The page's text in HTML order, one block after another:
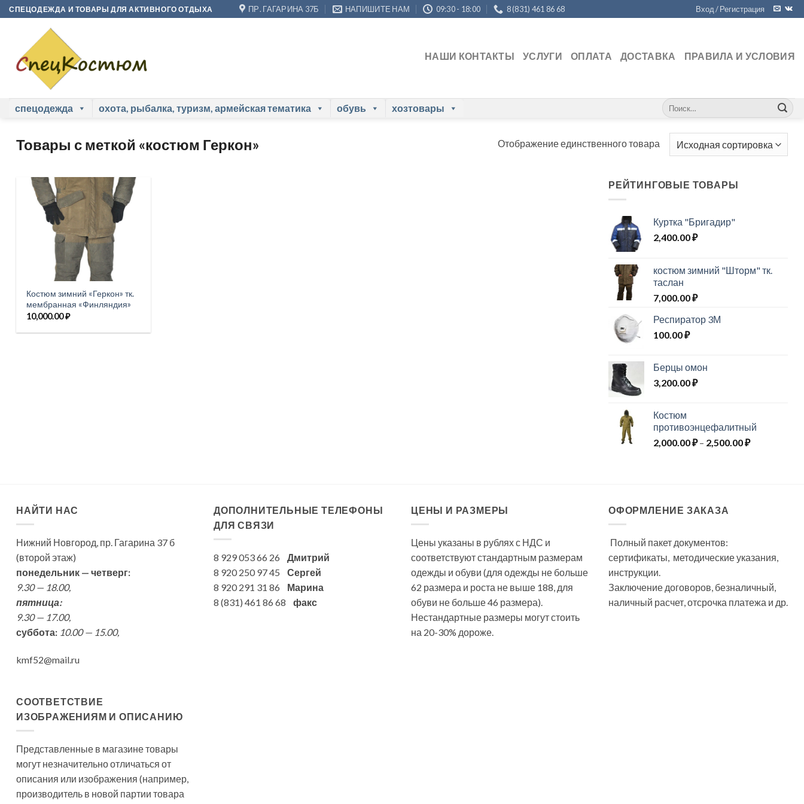
Skip
to
СПЕЦОДЕЖДА И ТОВАРЫ ДЛЯ АКТИВНОГО ОТДЫХА ПР. ГАГАРИНА 37Б НАПИШИТЕ НАМ 09:30 - 18:00 8 (831) 461 86 68 Вход / Регистрация
НАШИ КОНТАКТЫ УСЛУГИ ОПЛАТА ДОСТАВКА ПРАВИЛА И УСЛОВИЯ
спецодежда охота, рыбалка, туризм, армейская тематика обувь хозтовары Искать:
Товары с меткой «костюм Геркон» Отображение единственного товара
Костюм зимний «Геркон» тк.
мембранная «Финляндия»
10,000.00₽
РЕЙТИНГОВЫЕ ТОВАРЫ
Куртка "Бригадир"
2,400.00₽
костюм зимний "Шторм" тк.
таслан
7,000.00₽
Респиратор 3М
100.00₽
Берцы омон
3,200.00₽
Костюм
противоэнцефалитный
2,000.00₽ – 2,500.00₽Диапазон
НАЙТИ НАС
Нижний Новгород, пр. Гагарина 37 б
(второй этаж)
понедельник — четверг:
9.30 — 18.00,
пятница:
9.30 — 17.00,
суббота: 10.00 — 15.00,
kmf52@mail.ru
ДОПОЛНИТЕЛЬНЫЕ ТЕЛЕФОНЫ
ДЛЯ СВЯЗИ
8 929 053 66 26 Дмитрий
8 920 250 97 45 Сергей
8 920 291 31 86 Марина
8 (831) 461 86 68 факс
ЦЕНЫ И РАЗМЕРЫ
Цены указаны в рублях с НДС и
соответствуют стандартным размерам
одежды и обуви (для одежды не больше
62 размера и роста не выше 188, для
обуви не больше 46 размера).
Нестандартные размеры могут стоить
на 20-30% дороже.
ОФОРМЛЕНИЕ ЗАКАЗА
Полный пакет документов:
сертификаты, методические указания,
инструкции.
Заключение договоров, безналичный,
наличный расчет, отсрочка платежа и др.
СООТВЕТСТВИЕ
ИЗОБРАЖЕНИЯМ И ОПИСАНИЮ
Представленные в магазине товары
могут незначительно отличаться от
описания или изображения (например,
производитель в новой партии товара